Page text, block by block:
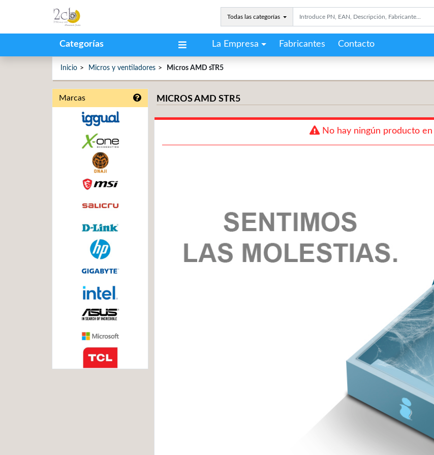
Todas las categorías
Categorías La Empresa Fabricantes Contacto
Inicio Micros y ventiladores Micros AMD sTR5
Marcas MICROS AMD STR5
No hay ningún producto